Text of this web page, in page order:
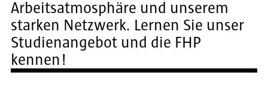
Arbeitsatmosphäre und unserem
starken Netzwerk. Lernen Sie unser
Studienangebot und die FHP
kennen!